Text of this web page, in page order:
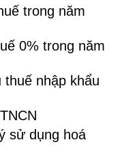
trong năm
0% trong năm
thuế nhập khẩu
sử dụng hoá